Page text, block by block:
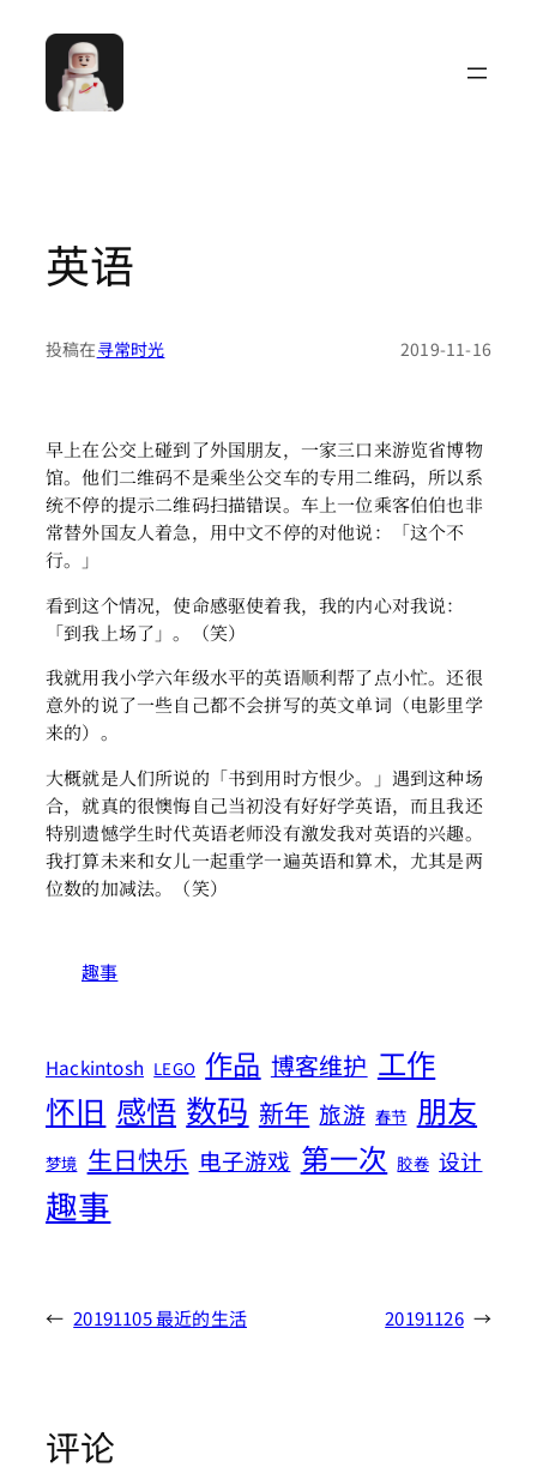
英语
投稿在寻常时光 2019-11-16
早上在公交上碰到了外国朋友，一家三口来游览省博物
馆。他们二维码不是乘坐公交车的专用二维码，所以系
统不停的提示二维码扫描错误。车上一位乘客伯伯也非
常替外国友人着急，用中文不停的对他说：「这个不
行。」
看到这个情况，使命感驱使着我，我的内心对我说：
「到我上场了」。（笑）
我就用我小学六年级水平的英语顺利帮了点小忙。还很
意外的说了一些自己都不会拼写的英文单词（电影里学
来的）。
大概就是人们所说的「书到用时方恨少。」遇到这种场
合，就真的很懊悔自己当初没有好好学英语，而且我还
特别遗憾学生时代英语老师没有激发我对英语的兴趣。
我打算未来和女儿一起重学一遍英语和算术，尤其是两
位数的加减法。（笑）
趣事
Hackintosh LEGO 作品 博客维护 工作
怀旧 感悟 数码 新年 旅游 春节 朋友
梦境 生日快乐 电子游戏 第一次 胶卷 设计
趣事
← 20191105 最近的生活 20191126 →
评论